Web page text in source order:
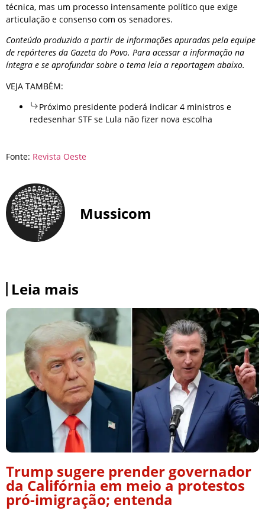
técnica, mas um processo intensamente político que exige
articulação e consenso com os senadores.
Conteúdo produzido a partir de informações apuradas pela equipe
de repórteres da Gazeta do Povo. Para acessar a informação na
íntegra e se aprofundar sobre o tema leia a reportagem abaixo.
VEJA TAMBÉM:
Próximo presidente poderá indicar 4 ministros e
redesenhar STF se Lula não fizer nova escolha
Fonte: Revista Oeste
Mussicom
Leia mais
Trump sugere prender governador
da Califórnia em meio a protestos
pró-imigração; entenda